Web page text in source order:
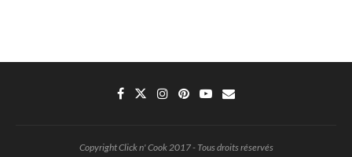
Copyright Click n' Cook 2017 - Tous droits réservés